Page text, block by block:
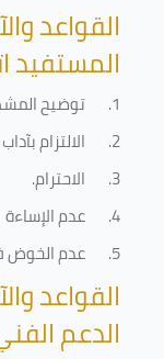
القواعد
المستفيد
1. توضيح
2.
الالتزام
3.
الاحترام.
4.
عدم الإساءة
5.
عدم الخوض
القواعد
الدعم